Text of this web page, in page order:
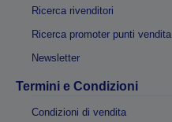
Ricerca rivenditori
Ricerca promoter punti vendita
Newsletter
Termini e Condizioni
Condizioni di vendita